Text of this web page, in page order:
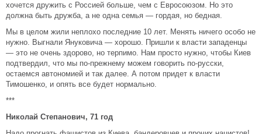
хочется дружить с Россией больше, чем с Евросоюзом. Но это
должна быть дружба, а не одна семья — гордая, но бедная.
Мы в целом жили неплохо последние 10 лет. Менять ничего особо не
нужно. Выгнали Януковича — хорошо. Пришли к власти западенцы
— это не очень здорово, но терпимо. Нам просто нужно, чтобы Киев
подтвердил, что мы по-прежнему можем говорить по-русски,
остаемся автономией и так далее. А потом придет к власти
Тимошенко, и опять все будет нормально.
***
Николай Степанович, 71 год